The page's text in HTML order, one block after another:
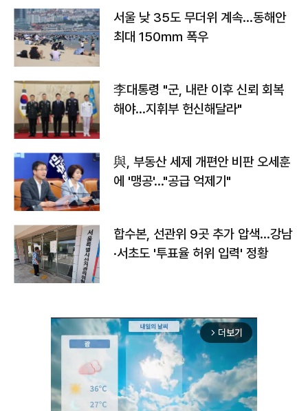
서울 낮 35도 무더위 계속…동해안
최대 150㎜ 폭우
李대통령 "군, 내란 이후 신뢰 회복
해야…지휘부 헌신해달라"
與, 부동산 세제 개편안 비판 오세훈
에 '맹공'…"공급 억제기"
합수본, 선관위 9곳 추가 압색…강남
·서초도 '투표율 허위 입력' 정황
arrow_forward_ios 더보기